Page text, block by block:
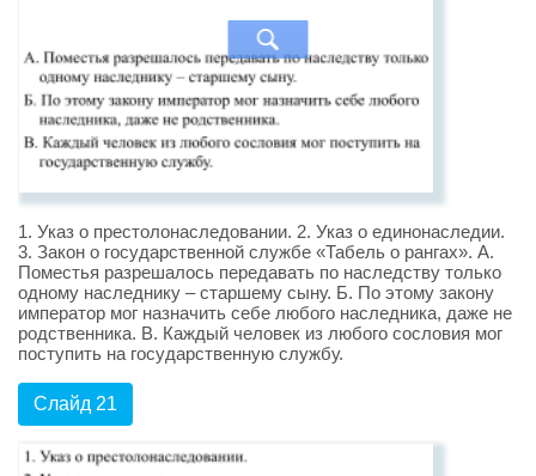
1. Указ о престолонаследовании. 2. Указ о единонаследии.
3. Закон о государственной службе «Табель о рангах». А.
Поместья разрешалось передавать по наследству только
одному наследнику – старшему сыну. Б. По этому закону
император мог назначить себе любого наследника, даже не
родственника. В. Каждый человек из любого сословия мог
поступить на государственную службу.
Слайд 21